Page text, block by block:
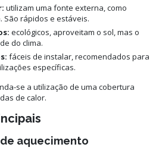
utilizam uma fonte externa, como
São rápidos e estáveis.
ecológicos, aproveitam o sol, mas o
do clima.
fáceis de instalar, recomendados para
específicas.
se a utilização de uma cobertura
de calor.
aquecimento